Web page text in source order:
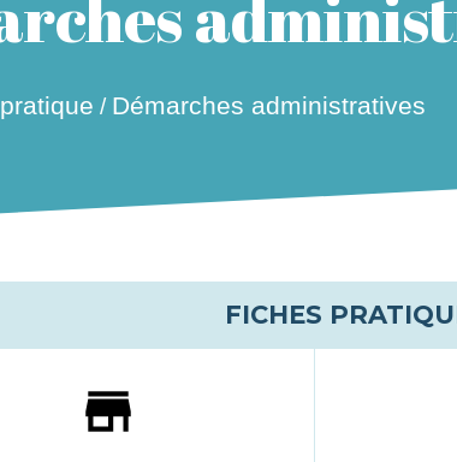
/ Démarches administratives
FICHES
store